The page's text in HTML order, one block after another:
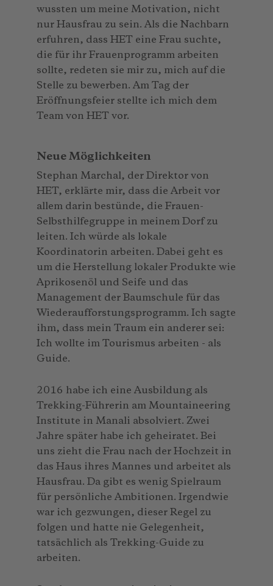
wussten um meine Motivation, nicht
nur Hausfrau zu sein. Als die Nachbarn
erfuhren, dass HET eine Frau suchte,
die für ihr Frauenprogramm arbeiten
sollte, redeten sie mir zu, mich auf die
Stelle zu bewerben. Am Tag der
Eröffnungsfeier stellte ich mich dem
Team von HET vor.
Neue Möglichkeiten
Stephan Marchal, der Direktor von
HET, erklärte mir, dass die Arbeit vor
allem darin bestünde, die Frauen-
Selbsthilfegruppe in meinem Dorf zu
leiten. Ich würde als lokale
Koordinatorin arbeiten. Dabei geht es
um die Herstellung lokaler Produkte wie
Aprikosenöl und Seife und das
Management der Baumschule für das
Wiederaufforstungsprogramm. Ich sagte
ihm, dass mein Traum ein anderer sei:
Ich wollte im Tourismus arbeiten - als
Guide.
2016 habe ich eine Ausbildung als
Trekking-Führerin am Mountaineering
Institute in Manali absolviert. Zwei
Jahre später habe ich geheiratet. Bei
uns zieht die Frau nach der Hochzeit in
das Haus ihres Mannes und arbeitet als
Hausfrau. Da gibt es wenig Spielraum
für persönliche Ambitionen. Irgendwie
war ich gezwungen, dieser Regel zu
folgen und hatte nie Gelegenheit,
tatsächlich als Trekking-Guide zu
arbeiten.